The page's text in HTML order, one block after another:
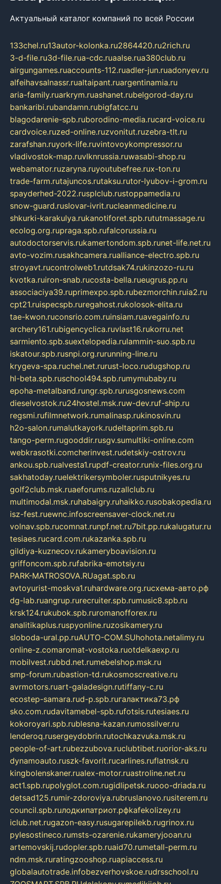
Актуальный каталог компаний по всей России
133chel.ru13autor-kolonka.ru2864420.ru2rich.ru
3-d-file.ru3d-file.rua-cdc.ruaalse.rua380club.ru
airgungames.ruaccounts-112.ruadler-jun.ruadonyev.ru
alfeihavsalnassr.rualtaipant.ruargentinamia.ru
aria-family.ruarkrym.ruashanet.rubelgorod-day.ru
bankaribi.rubandamn.rubigfatcc.ru
blagodarenie-spb.ruborodino-media.rucard-voice.ru
cardvoice.ruzed-online.ruzvonitut.ruzebra-tlt.ru
zarafshan.ruyork-life.ruvintovoykompressor.ru
vladivostok-map.ruvlknrussia.ruwasabi-shop.ru
webamator.ruzaryna.ruyoutubefree.rux-ton.ru
trade-farm.rutajuncos.rutaksu.rutor-lyubov-i-grom.ru
spayderhed-2022.rusplclub.rustoppamedia.ru
snow-guard.ruslovar-ivrit.rucleanmedicine.ru
shkurki-karakulya.rukanotiforet.spb.rututmassage.ru
ecolog.org.rupraga.spb.rufalcorussia.ru
autodoctorservis.rukamertondom.spb.runet-life.net.ru
avto-vozim.rusakhcamera.rualliance-electro.spb.ru
stroyavt.rucontrolweb1.rutdsak74.rukinzozo-ru.ru
kvotka.ruiron-snab.rucosta-bella.rueugrus.pp.ru
associaciya39.ruprimexpo.spb.rubezmorchin.ruia2.ru
cpt21.ruispecspb.ruregahost.rukolosok-elita.ru
tae-kwon.ruconsrio.com.ruinsiam.ruavegainfo.ru
archery161.rubigencyclica.ruvlast16.rukorru.net
sarmiento.spb.suextelopedia.rulammin-suo.spb.ru
iskatour.spb.rusnpi.org.rurunning-line.ru
krygeva-spa.ruchel.net.rurust-loco.rudugshop.ru
hl-beta.spb.ruschool494.spb.rumymubaby.ru
epoha-metalband.rungr.spb.rurusgosnews.com
dieselvostok.ru24hostel.msk.ruw-dev.ruf-ship.ru
regsmi.rufilmnetwork.rumalinasp.rukinosvin.ru
h2o-salon.rumalutkayork.rudeltaprim.spb.ru
tango-perm.rugooddir.rusgv.sumultiki-online.com
webkrasotki.comcherinvest.rudetskiy-ostrov.ru
ankou.spb.rualvesta1.rupdf-creator.runix-files.org.ru
sakhatoday.ruelektrikersymboler.rusputnikyes.ru
golf2club.msk.ruaeforums.ruzallclub.ru
multimodal.msk.ruhabaigry.ruhaikko.rusobakopedia.ru
isz-fest.ruewnc.infoscreensaver-clock.net.ru
volnav.spb.rucomnat.runpf.net.ru7bit.pp.rukalugatur.ru
tesiaes.rucard.com.rukazanka.spb.ru
gildiya-kuznecov.rukameryboavision.ru
griffoncom.spb.rufabrika-emotsiy.ru
PARK-MATROSOVA.RUagat.spb.ru
avtoyurist-moskva1.ruhardware.org.ruсхема-авто.рф
dg-lab.ruangrup.rurecruiter.spb.rumusic8.spb.ru
krsk124.rukubok.spb.ruromanofforex.ru
analitikaplus.ruspyonline.ruzosikamery.ru
sloboda-ural.pp.ruAUTO-COM.SUhohota.netalimy.ru
online-z.comaromat-vostoka.ruotdelkaexp.ru
mobilvest.rubbd.net.rumebelshop.msk.ru
smp-forum.rubastion-td.rukosmoscreative.ru
avrmotors.ruart-galadesign.rutiffany-c.ru
ecostep-samara.rud-p.spb.ruгалактика73.рф
sko.com.rudavitamebel-spb.rufotsis.rutesiaes.ru
kokoroyari.spb.rublesna-kazan.rumossilver.ru
lenderoq.rusergeydobrin.rutochkazvuka.msk.ru
people-of-art.rubezzubova.ruclubtibet.ruorior-aks.ru
dynamoauto.ruszk-favorit.rucarlines.ruflatnsk.ru
kingbolenskaner.rualex-motor.ruastroline.net.ru
act1.spb.rupolyglot.com.rugidlipetsk.ruooo-driada.ru
detsad125.rumir-zdoroviya.rubruslanovo.rusiterem.ru
council.spb.ruлодкипатриот.рфkafekolizey.ru
iclub.net.rugazon-easy.rusugarepilekb.rugrinox.ru
pylesostineco.rumsts-ozarenie.rukameryjooan.ru
artemovskij.rudopler.spb.ruaid70.rumetall-perm.ru
ndm.msk.ruratingzooshop.ruapiaccess.ru
globalautotrade.infobezverhovskoe.rudrsschool.ru